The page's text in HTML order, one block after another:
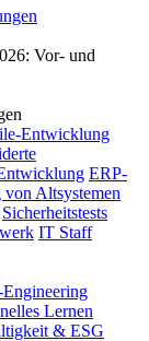
Vor- und
Entwicklung
ERP-
Altsystemen
Sicherheitstests
IT Staff
Lernen
& ESG